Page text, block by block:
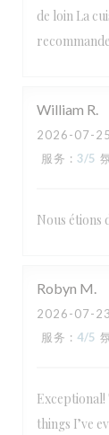
de loin La
William R
2026-07-25
服务 : 3/5
Nous étions
Robyn M
2026-07-23
服务 : 4/5
things I’ve